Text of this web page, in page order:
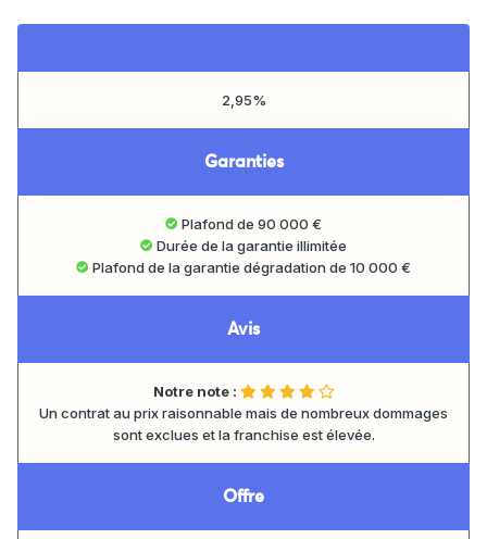
2,95%
Garanties
Plafond de 90 000 €
Durée de la garantie illimitée
Plafond de la garantie dégradation de 10 000 €
Avis
Notre note :
Un contrat au prix raisonnable mais de nombreux dommages
sont exclues et la franchise est élevée.
Offre